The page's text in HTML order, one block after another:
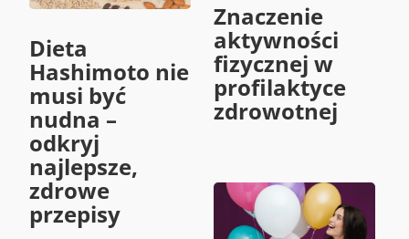
Dieta
Hashimoto nie
musi być
nudna –
odkryj
najlepsze,
zdrowe
przepisy
Znaczenie
aktywności
fizycznej w
profilaktyce
zdrowotnej